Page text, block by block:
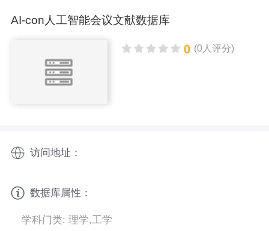
AI-con人工智能会议文献数据库
0 (0人评分)
访问地址：
数据库属性：
学科门类: 理学,工学